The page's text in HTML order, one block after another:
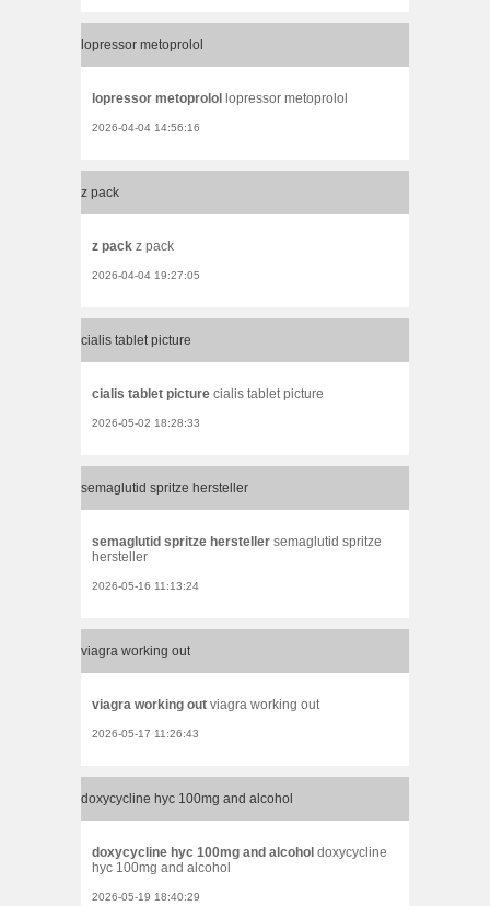
lopressor metoprolol
lopressor metoprolol lopressor metoprolol
2026-04-04 14:56:16
z pack
z pack z pack
2026-04-04 19:27:05
cialis tablet picture
cialis tablet picture cialis tablet picture
2026-05-02 18:28:33
semaglutid spritze hersteller
semaglutid spritze hersteller semaglutid spritze
hersteller
2026-05-16 11:13:24
viagra working out
viagra working out viagra working out
2026-05-17 11:26:43
doxycycline hyc 100mg and alcohol
doxycycline hyc 100mg and alcohol doxycycline
hyc 100mg and alcohol
2026-05-19 18:40:29